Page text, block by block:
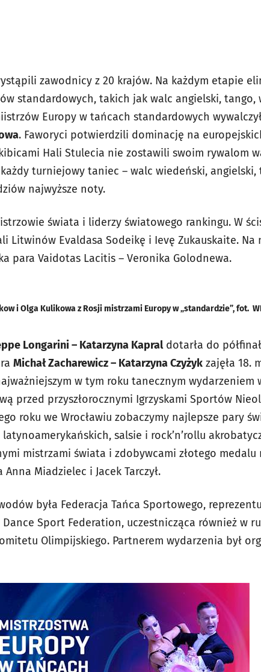
zawodnicy z 20 krajów. Na każdym etapie
standardowych, takich jak walc angielski, tango,
Europy w tańcach standardowych
. Faworyci potwierdzili dominację na
Hali Stulecia nie zostawili swoim rywalom
turniejowy taniec – walc wiedeński,
najwyższe noty.
świata i liderzy światowego rankingu. W
Litwinów Evaldasa Sodeikę i Ievę Zukauskaite.
para Vaidotas Lacitis – Veronika Golodnewa.
i Olga Kulikowa z Rosji mistrzami Europy w „standardzie”, fot.
Longarini – Katarzyna Kapraldotarła do
Michał Zacharewicz – Katarzyna Czyżyk zajęła 18.
w tym roku tanecznym wydarzeniem
przed przyszłorocznymi Igrzyskami Sportów
roku we Wrocławiu zobaczymy najlepsze pary
salsie i rock’n’rollu
mistrzami świata i zdobywcami złotego medalu
Miadzielec i Jacek Tarczył.
była Federacja Tańca Sportowego,
Sport Federation, uczestnicząca również w
Olimpijskiego. Partnerem wydarzenia był